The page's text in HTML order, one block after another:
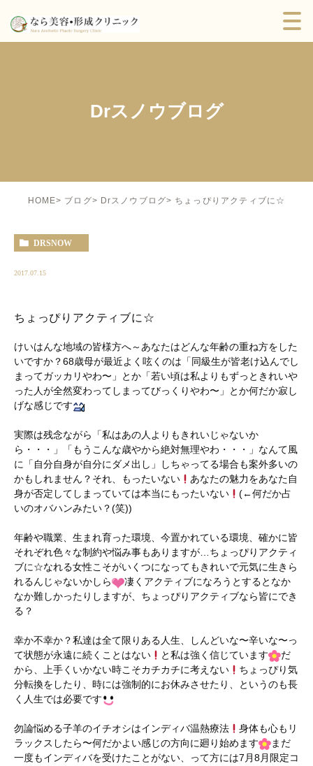
Drスノウブログ
HOME ブログ Drスノウブログ ちょっぴりアクティブに☆
DRSNOW
2017.07.15
ちょっぴりアクティブに☆
けいはんな地域の皆様方へ～あなたはどんな年齢の重ね方をした
いですか？68歳母が最近よく呟くのは「同級生が皆老け込んでし
まってガッカリやわ〜」とか「若い頃は私よりもずっときれいや
った人が全然変わってしまってびっくりやわ〜」とか何だか寂し
げな感じです
実際は残念ながら「私はあの人よりもきれいじゃないか
ら・・・」「もうこんな歳やから絶対無理やわ・・・」なんて風
に「自分自身が自分にダメ出し」しちゃってる場合も案外多いの
かもしれません？それ、もったいない
あなたの魅力をあなた自
身が否定してしまっていては本当にもったいない
(←何だか占
いのオバハンみたい？(笑))
年齢や職業、生まれ育った環境、今置かれている環境、確かに皆
それぞれ色々な制約や悩み事もありますが…ちょっぴりアクティ
ブに☆なれる女性こそがいくつになってもきれいで元気に生きら
れるんじゃないかしら
凄くアクティブになろうとするとなか
なか難しかったりしますが、ちょっぴりアクティブなら皆にでき
る？
幸か不幸か？私達は全て限りある人生、しんどいな〜辛いな〜っ
て状態が永遠に続くことはない
と私は強く信じています
だ
から、上手くいかない時こそカチカチに考えない
ちょっぴり気
分転換をしたり、時には強制的にお休みさせたり、というのも長
く人生では必要です
勿論悩める子羊のイチオシはインディバ温熱療法
身体も心もリ
ラックスしたら〜何だかよい感じの方向に廻り始めます
まだ
一度もインディバを受けたことがない、って方には7月8月限定コ